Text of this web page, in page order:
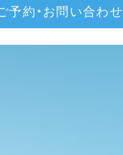
予約・お問い合わせ